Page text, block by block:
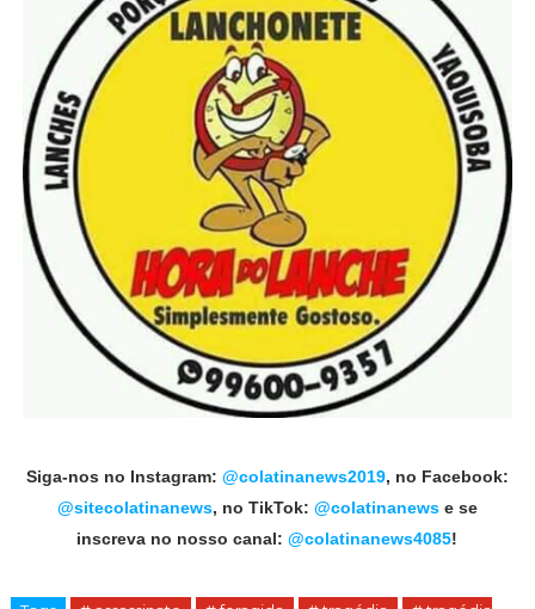
Siga-nos no Instagram: @colatinanews2019, no Facebook:
@sitecolatinanews, no TikTok: @colatinanewse se
inscreva no nosso canal:@colatinanews4085!